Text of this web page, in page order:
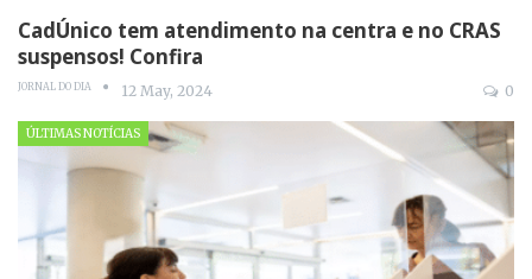
CadÚnico tem atendimento na centra e no CRAS
suspensos! Confira
JORNAL DO DIA 12 May, 2024 0
ÚLTIMAS NOTÍCIAS